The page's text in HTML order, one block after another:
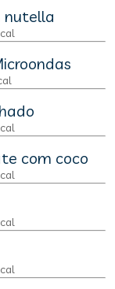
nutella
com coco